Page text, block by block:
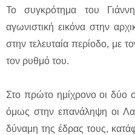
Το συγκρότημα του
αγωνιστική εικόνα στην
στην τελευταία περίοδο, με
τον ρυθμό του.
Στο πρώτο ημίχρονο οι δύο
όμως στην επανάληψη οι
δύναμη της έδρας τους,